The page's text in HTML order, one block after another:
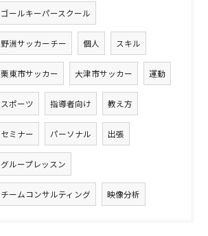
ゴールキーパースクール
野洲サッカーチー 個人 スキル
栗東市サッカー 大津市サッカー 運動
スポーツ 指導者向け 教え方
セミナー パーソナル 出張
グループレッスン
チームコンサルティング 映像分析